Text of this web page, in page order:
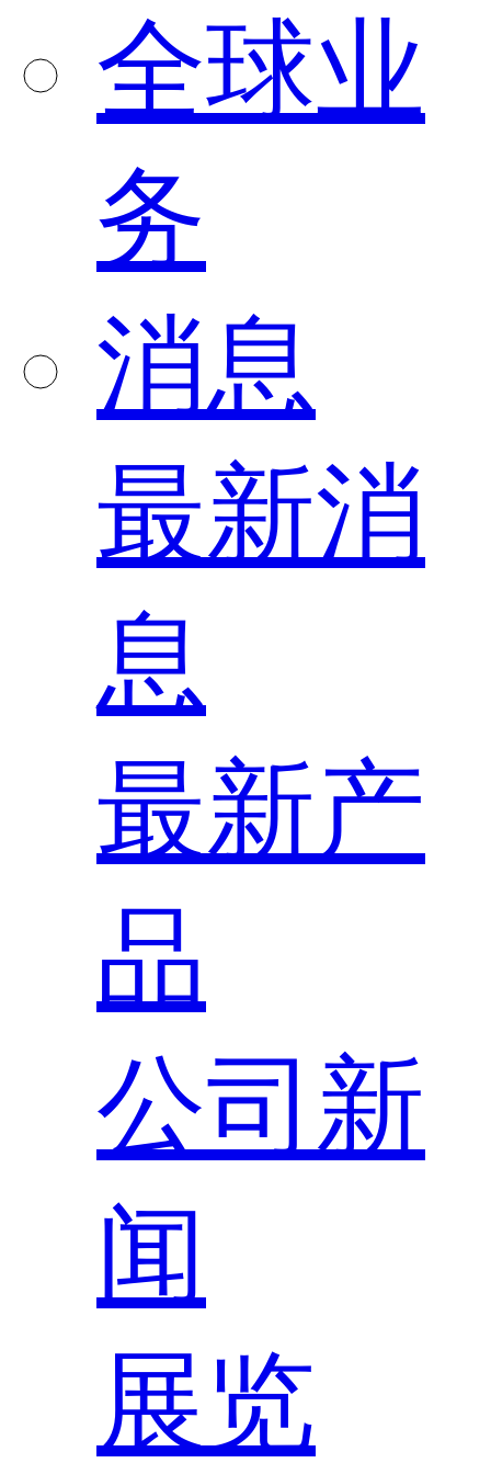
全球业
务
消息
最新消
息
最新产
品
公司新
闻
展览